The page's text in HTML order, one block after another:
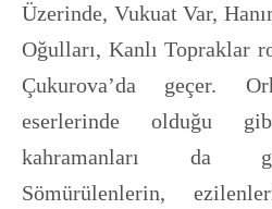
Üzerinde, Vukuat Var,
Oğulları, Kanlı Topraklar
Çukurova’da geçer.
eserlerinde olduğu
kahramanları da
Sömürülenlerin,